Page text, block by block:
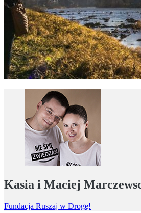
Kasia i Maciej
Fundacja Ruszaj w Drogę!